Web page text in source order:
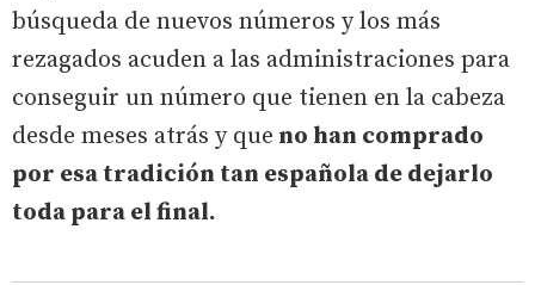
búsqueda de nuevos números y los más
rezagados acuden a las administraciones para
conseguir un número que tienen en la cabeza
desde meses atrás y que no han comprado
por esa tradición tan española de dejarlo
toda para el final.